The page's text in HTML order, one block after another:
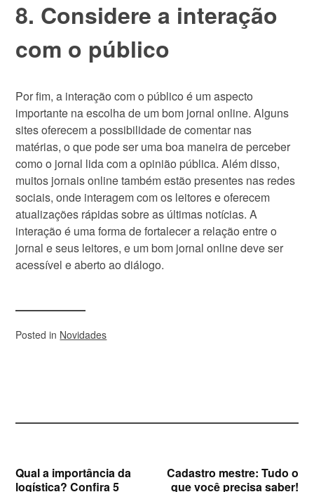
8. Considere a interação
com o público
Por fim, a interação com o público é um aspecto
importante na escolha de um bom jornal online. Alguns
sites oferecem a possibilidade de comentar nas
matérias, o que pode ser uma boa maneira de perceber
como o jornal lida com a opinião pública. Além disso,
muitos jornais online também estão presentes nas redes
sociais, onde interagem com os leitores e oferecem
atualizações rápidas sobre as últimas notícias. A
interação é uma forma de fortalecer a relação entre o
jornal e seus leitores, e um bom jornal online deve ser
acessível e aberto ao diálogo.
Posted in Novidades
Post
Qual a importância da
logística? Confira 5
Cadastro mestre: Tudo o
que você precisa saber!